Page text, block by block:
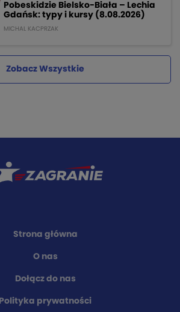
Pobeskidzie Bielsko-Biała – Lechia
Gdańsk: typy i kursy (8.08.2026)
MICHAL KACPRZAK
Zobacz Wszystkie
Strona główna
O nas
Dołącz do nas
Polityka prywatności